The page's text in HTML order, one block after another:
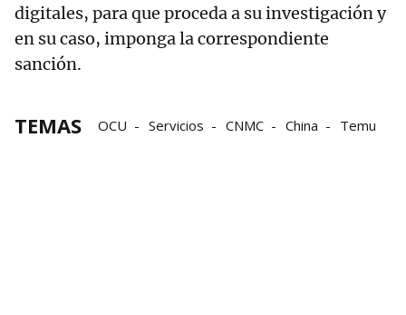
digitales, para que proceda a su investigación y
en su caso, imponga la correspondiente
sanción.
TEMAS OCU Servicios CNMC China Temu